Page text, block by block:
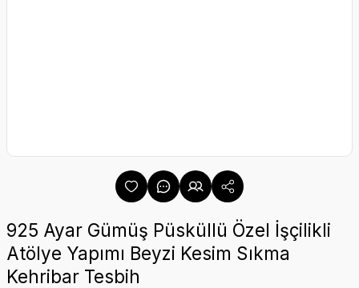
925 Ayar Gümüş Püsküllü Özel İşçilikli
Atölye Yapımı Beyzi Kesim Sıkma
Kehribar Tesbih